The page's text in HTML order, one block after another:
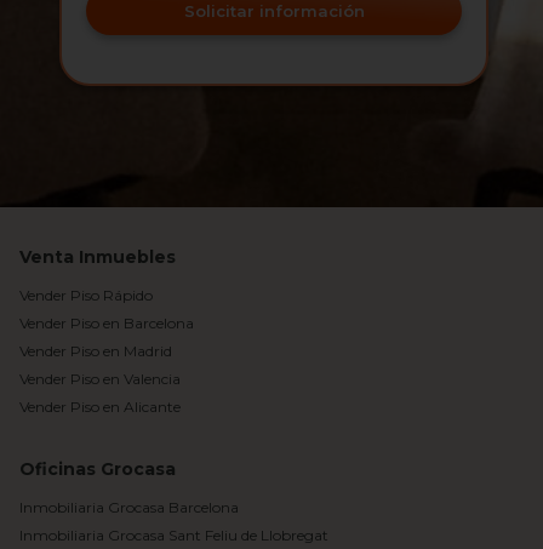
Solicitar información
Venta Inmuebles
Vender Piso Rápido
Vender Piso en Barcelona
Vender Piso en Madrid
Vender Piso en Valencia
Vender Piso en Alicante
Oficinas Grocasa
Inmobiliaria Grocasa Barcelona
Inmobiliaria Grocasa Sant Feliu de Llobregat